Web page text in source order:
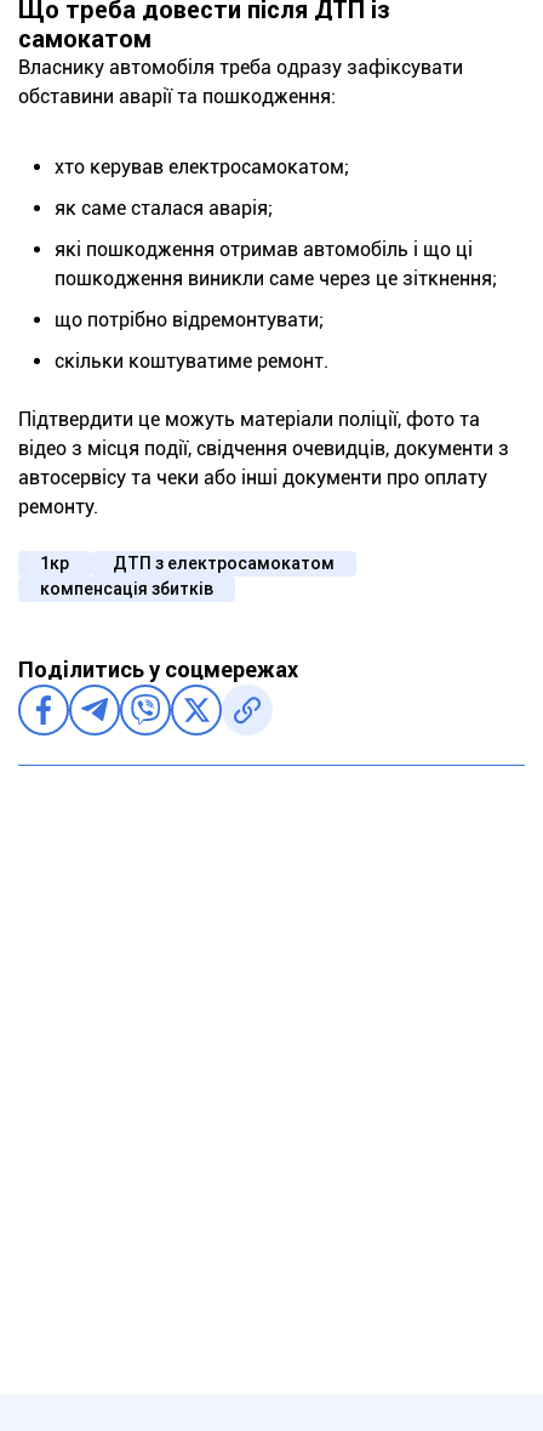
Що треба довести після ДТП із
самокатом
Власнику автомобіля треба одразу зафіксувати
обставини аварії та пошкодження:
хто керував електросамокатом;
як саме сталася аварія;
які пошкодження отримав автомобіль і що ці
пошкодження виникли саме через це зіткнення;
що потрібно відремонтувати;
скільки коштуватиме ремонт.
Підтвердити це можуть матеріали поліції, фото та
відео з місця події, свідчення очевидців, документи з
автосервісу та чеки або інші документи про оплату
ремонту.
1кр
ДТП з електросамокатом
компенсація збитків
Поділитись у соцмережах